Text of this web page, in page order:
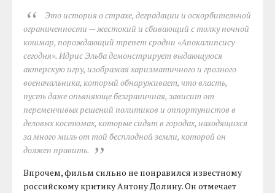
Это история о страхе, деградации и оскорбительной
ограниченности — жестокий и сбивающий с толку ночной
кошмар, порождающий трепет сродни «Апокалипсису
сегодня». Идрис Эльба демонстрирует выдающуюся
актерскую игру, изображая харизматичного и грозного
военачальника, который обнаруживает, что власть,
пусть даже опьяняюще безграничная, зависит от
переменчивых решений политиков и оппортунистов в
деловых костюмах, которые сидят в городах, находящихся
за много миль от той бесплодной земли, которой он
должен править.
Впрочем, фильм сильно не понравился известному
российскому критику Антону Долину. Он отмечает